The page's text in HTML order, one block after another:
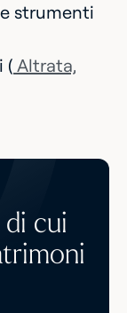
strumenti
( Altrata,
cui